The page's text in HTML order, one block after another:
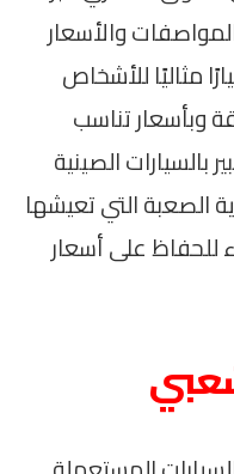
والأسعار
مثاليًا للأشخاص
وبأسعار تناسب
بالسيارات الصينية
الصعبة التي تعيشها
للحفاظ على أسعار